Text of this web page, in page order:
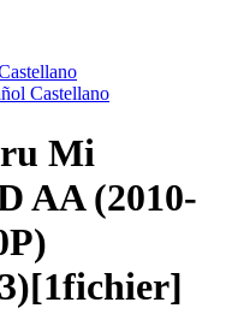
Castellano
Mi
AA (2010-